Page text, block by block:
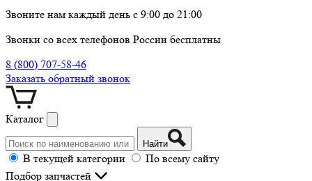
Звоните нам каждый день с 9:00 до 21:00
Звонки со всех телефонов России бесплатны
8 (800) 707-58-46
Заказать обратный звонок
Каталог
Найти
В текущей категории
По всему сайту
Подбор запчастей